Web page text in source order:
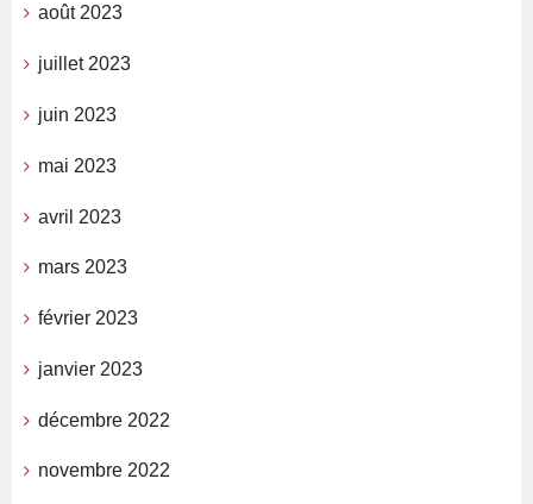
août 2023
juillet 2023
juin 2023
mai 2023
avril 2023
mars 2023
février 2023
janvier 2023
décembre 2022
novembre 2022